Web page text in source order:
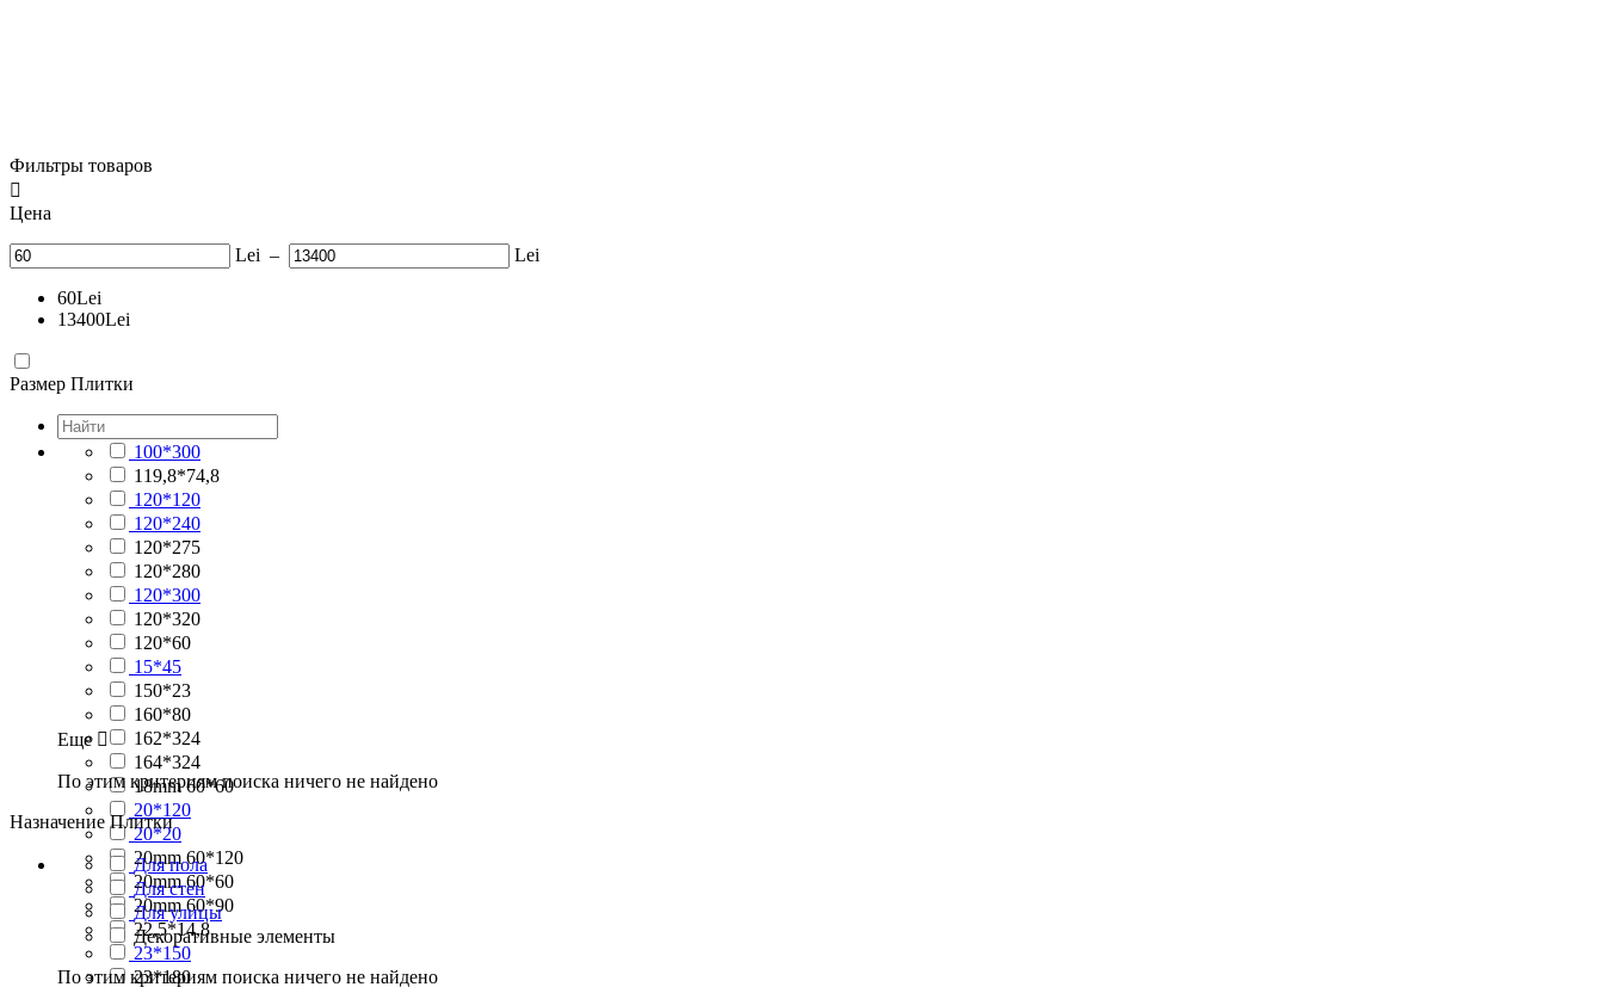
Фильтры товаров

Цена
Lei – Lei
60Lei
13400Lei
Размер Плитки
100*300
119,8*74,8
120*120
120*240
120*275
120*280
120*300
120*320
120*60
15*45
150*23
160*80
162*324
164*324
18mm 60*60
20*120
20*20
20mm 60*120
20mm 60*60
20mm 60*90
22,5*14,8
23*150
23*180
Еще 
По этим критериям поиска ничего не найдено
Назначение Плитки
Для пола
Для стен
Для улицы
Декоративные элементы
По этим критериям поиска ничего не найдено